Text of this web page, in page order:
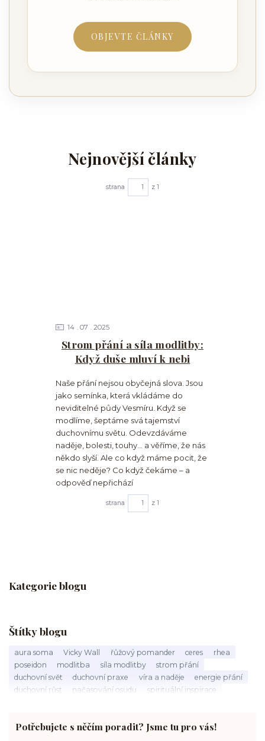
Kategorie blogu
Štítky blogu
aura soma Vicky Wall řůžový pomander ceres
rhea
poseidon
modlitba síla modlitby
strom přání
duchovní svět
duchovní praxe víra a naděje
energie přání
duchovní růst
načasování osudu
spirituální inspirace
Potřebujete s něčím poradit? Jsme tu pro vás!
OBJEVTE ČLÁNKY
Nejnovější články
strana z 1
Strom přání a síla modlitby:
Když duše mluví k nebi
14 07 2025
Naše přání nejsou obyčejná slova. Jsou
jako semínka, která vkládáme do
neviditelné půdy Vesmíru. Když se
modlíme, šeptáme svá tajemství
duchovnímu světu. Odevzdáváme
naděje, bolesti, touhy… a věříme, že nás
někdo slyší. Ale co když máme pocit, že
se nic neděje? Co když čekáme – a
odpověď nepřichází
strana z 1